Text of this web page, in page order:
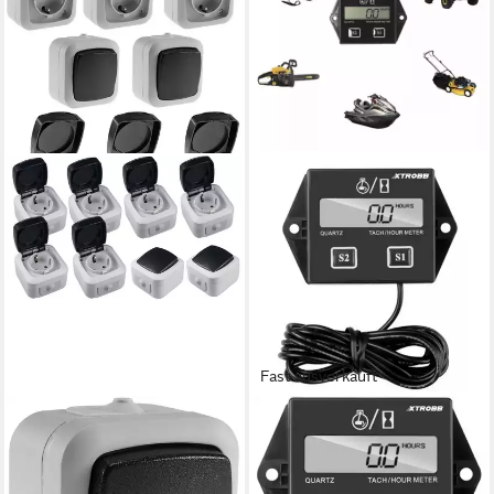
CHILITEC
Steckdose Feuchtraum
Starter-Kit, 8-teilig, IP44
Fast ausverkauft
XTROBB
Drehstromzähler PowerTrack
Pro: Digitaler